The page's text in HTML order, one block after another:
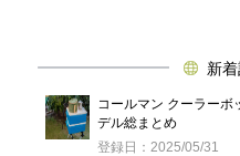
新
コールマン クーラーボ
デル総まとめ
登録日：2025/05/31